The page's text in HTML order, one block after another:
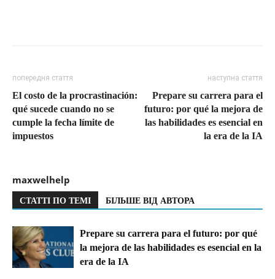
попередня стаття
El costo de la procrastinación:
qué sucede cuando no se
cumple la fecha límite de
impuestos
наступна стаття
Prepare su carrera para el
futuro: por qué la mejora de
las habilidades es esencial en
la era de la IA
maxwelhelp
СТАТТІ ПО ТЕМІ БІЛЬШЕ ВІД АВТОРА
Prepare su carrera para el futuro: por qué
la mejora de las habilidades es esencial en la
era de la IA